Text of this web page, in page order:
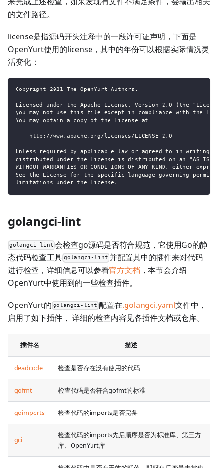
的文件路径。
license是指源码开头注释中的一段许可证声明，下面是
OpenYurt使用的license，其中的年份可以根据实际情况灵
活变化：
Copyright 2021 The OpenYurt Authors.
Licensed under the Apache License, Version 2.0 (the
you may not use this file except in compliance with the
You may obtain a copy of the License at
    http://www.apache.org/licenses/LICENSE-2.0
Unless required by applicable law or agreed to in writing,
distributed under the License is distributed on an "AS IS"
WITHOUT WARRANTIES OR CONDITIONS OF ANY KIND, either
See the License for the specific language governing
limitations under the License.
golangci-lint
golangci-lint 会检查go源码是否符合规范，它使用Go的静
态代码检查工具 golangci-lint 并配置其中的插件来对代码
进行检查，详细信息可以参看官方文档 ，本节会介绍
OpenYurt中使用到的一些检查插件。
OpenYurt的 golangci-lint 配置在.golangci.yaml文件中，
启用了如下插件， 详细的检查内容见各插件文档或仓库。
插件名 描述
deadcode 检查是否存在没有使用的代码
gofmt 检查代码是否符合gofmt的标准
goimports 检查代码的imports是否完备
gci
检查代码的imports先后顺序是否为标准库、第三方
库、OpenYurt库